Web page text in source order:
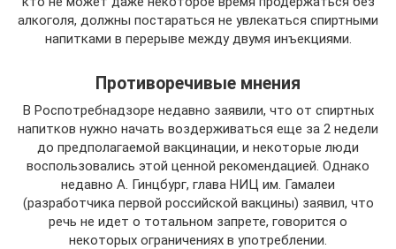
алкоголя, должны постараться не увлекаться спиртными
напитками в перерыве между двумя инъекциями.
Противоречивые мнения
В Роспотребнадзоре недавно заявили, что от спиртных
напитков нужно начать воздерживаться еще за 2 недели
до предполагаемой вакцинации, и некоторые люди
воспользовались этой ценной рекомендацией. Однако
недавно А. Гинцбург, глава НИЦ им. Гамалеи
(разработчика первой российской вакцины) заявил, что
речь не идет о тотальном запрете, говорится о
некоторых ограничениях в употреблении.